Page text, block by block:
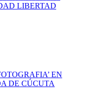
LIBERTAD
EN
DE CÚCUTA